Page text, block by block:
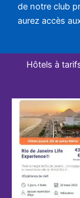
de notre club
aurez accès
Hôtels à